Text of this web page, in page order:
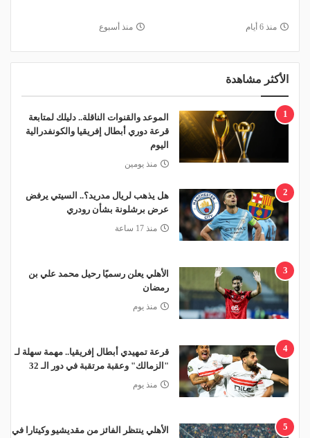
منذ 6 أيام منذ أسبوع
الأكثر مشاهدة
1
الموعد والقنوات الناقلة.. دليلك لمتابعة
قرعة دوري أبطال إفريقيا والكونفدرالية
اليوم
منذ يومين
2
هل يذهب لريال مدريد؟.. السيتي يرفض
عرض برشلونة بشأن رودري
منذ 17 ساعة
3
الأهلي يعلن رسميًا رحيل محمد علي بن
رمضان
منذ يوم
4
قرعة تمهيدي أبطال إفريقيا.. مهمة سهلة لـ
"الزمالك" وعقبة مرتقبة في دور الـ 32
منذ يوم
5
الأهلي ينتظر الفائز من مقديشيو وكيتارا في